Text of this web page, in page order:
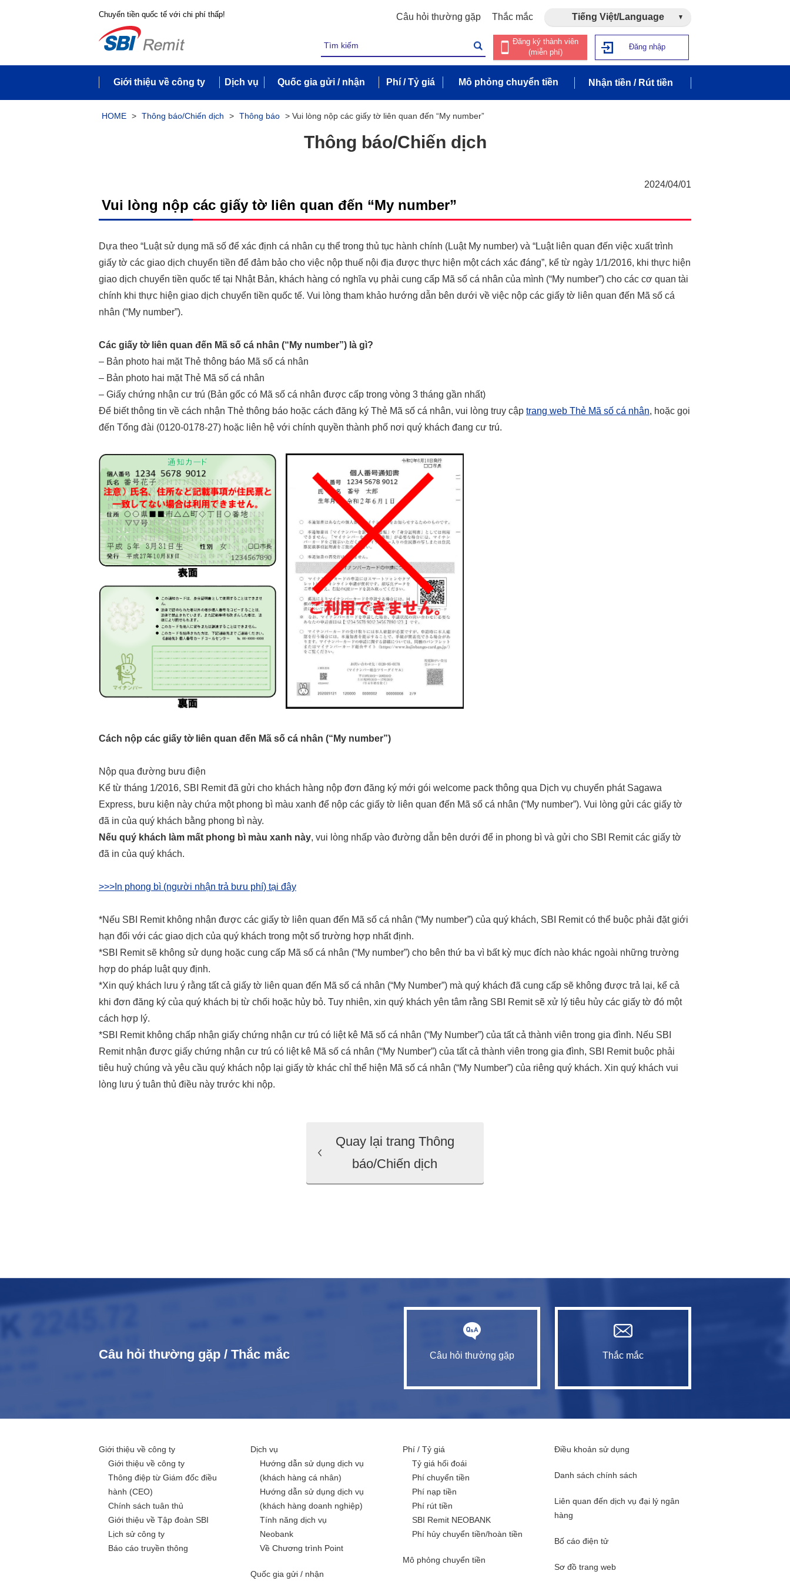
Chuyển tiền quốc tế với chi phí thấp! Câu hỏi thường gặp Thắc mắc Tiếng Việt/Language
Đăng ký thành viên
(miễn phí)
Đăng nhập
Giới thiệu về công ty Dịch vụ Quốc gia gửi / nhận Phí / Tỷ giá Mô phỏng chuyển tiền Nhận tiền / Rút tiền
HOME > Thông báo/Chiến dịch > Thông báo > Vui lòng nộp các giấy tờ liên quan đến “My number”
Thông báo/Chiến dịch
2024/04/01
Vui lòng nộp các giấy tờ liên quan đến “My number”
Dựa theo “Luật sử dụng mã số để xác định cá nhân cụ thể trong thủ tục hành chính (Luật My number) và “Luật liên quan đến việc xuất trình
giấy tờ các giao dịch chuyển tiền để đảm bảo cho việc nộp thuế nội địa được thực hiện một cách xác đáng”, kể từ ngày 1/1/2016, khi thực hiện
giao dịch chuyển tiền quốc tế tại Nhật Bản, khách hàng có nghĩa vụ phải cung cấp Mã số cá nhân của mình (“My number”) cho các cơ quan tài
chính khi thực hiện giao dịch chuyển tiền quốc tế. Vui lòng tham khảo hướng dẫn bên dưới về việc nộp các giấy tờ liên quan đến Mã số cá
nhân (“My number”).
Các giấy tờ liên quan đến Mã số cá nhân (“My number”) là gì?
– Bản photo hai mặt Thẻ thông báo Mã số cá nhân
– Bản photo hai mặt Thẻ Mã số cá nhân
– Giấy chứng nhận cư trú (Bản gốc có Mã số cá nhân được cấp trong vòng 3 tháng gần nhất)
Để biết thông tin về cách nhận Thẻ thông báo hoặc cách đăng ký Thẻ Mã số cá nhân, vui lòng truy cập trang web Thẻ Mã số cá nhân, hoặc gọi
đến Tổng đài (0120-0178-27) hoặc liên hệ với chính quyền thành phố nơi quý khách đang cư trú.
Cách nộp các giấy tờ liên quan đến Mã số cá nhân (“My number”)
Nộp qua đường bưu điện
Kể từ tháng 1/2016, SBI Remit đã gửi cho khách hàng nộp đơn đăng ký mới gói welcome pack thông qua Dịch vụ chuyển phát Sagawa
Express, bưu kiện này chứa một phong bì màu xanh để nộp các giấy tờ liên quan đến Mã số cá nhân (“My number”). Vui lòng gửi các giấy tờ
đã in của quý khách bằng phong bì này.
Nếu quý khách làm mất phong bì màu xanh này, vui lòng nhấp vào đường dẫn bên dưới để in phong bì và gửi cho SBI Remit các giấy tờ
đã in của quý khách.
>>>In phong bì (người nhận trả bưu phí) tại đây
*Nếu SBI Remit không nhận được các giấy tờ liên quan đến Mã số cá nhân (“My number”) của quý khách, SBI Remit có thể buộc phải đặt giới
hạn đối với các giao dịch của quý khách trong một số trường hợp nhất định.
*SBI Remit sẽ không sử dụng hoặc cung cấp Mã số cá nhân (“My number”) cho bên thứ ba vì bất kỳ mục đích nào khác ngoài những trường
hợp do pháp luật quy định.
*Xin quý khách lưu ý rằng tất cả giấy tờ liên quan đến Mã số cá nhân (“My Number”) mà quý khách đã cung cấp sẽ không được trả lại, kể cả
khi đơn đăng ký của quý khách bị từ chối hoặc hủy bỏ. Tuy nhiên, xin quý khách yên tâm rằng SBI Remit sẽ xử lý tiêu hủy các giấy tờ đó một
cách hợp lý.
*SBI Remit không chấp nhận giấy chứng nhận cư trú có liệt kê Mã số cá nhân (“My Number”) của tất cả thành viên trong gia đình. Nếu SBI
Remit nhận được giấy chứng nhận cư trú có liệt kê Mã số cá nhân (“My Number”) của tất cả thành viên trong gia đình, SBI Remit buộc phải
tiêu huỷ chúng và yêu cầu quý khách nộp lại giấy tờ khác chỉ thể hiện Mã số cá nhân (“My Number”) của riêng quý khách. Xin quý khách vui
lòng lưu ý tuân thủ điều này trước khi nộp.
Quay lại trang Thông
báo/Chiến dịch
Câu hỏi thường gặp / Thắc mắc Câu hỏi thường gặp Thắc mắc
Giới thiệu về công ty
Giới thiệu về công ty
Thông điệp từ Giám đốc điều
hành (CEO)
Chính sách tuân thủ
Giới thiệu về Tập đoàn SBI
Lịch sử công ty
Báo cáo truyền thông
Dịch vụ
Hướng dẫn sử dụng dịch vụ
(khách hàng cá nhân)
Hướng dẫn sử dụng dịch vụ
(khách hàng doanh nghiệp)
Tính năng dịch vụ
Neobank
Về Chương trình Point
Quốc gia gửi / nhận
Phí / Tỷ giá
Tỷ giá hối đoái
Phí chuyển tiền
Phí nạp tiền
Phí rút tiền
SBI Remit NEOBANK
Phí hủy chuyển tiền/hoàn tiền
Mô phỏng chuyển tiền
Điều khoản sử dụng
Danh sách chính sách
Liên quan đến dịch vụ đại lý ngân
hàng
Bố cáo điện tử
Sơ đồ trang web